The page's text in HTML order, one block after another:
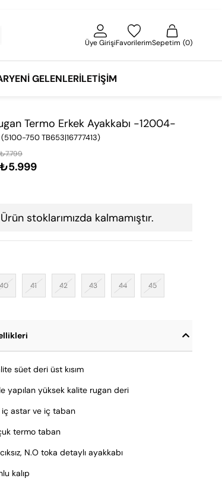
Üye GirişiFavorilerimSepetim 0
YENI GELENLERİLETIŞIM
Termo Erkek Ayakkabı -12004-
750 TB653|16777413)
₺7.799
₺5.999
Ürün stoklarımızda kalmamıştır.
40 41 42 43 44 45
süet deri üst kısım
yapılan yüksek kalite rugan deri
iç astar ve iç taban
termo taban
N.O toka detaylı ayakkabı
kalıp